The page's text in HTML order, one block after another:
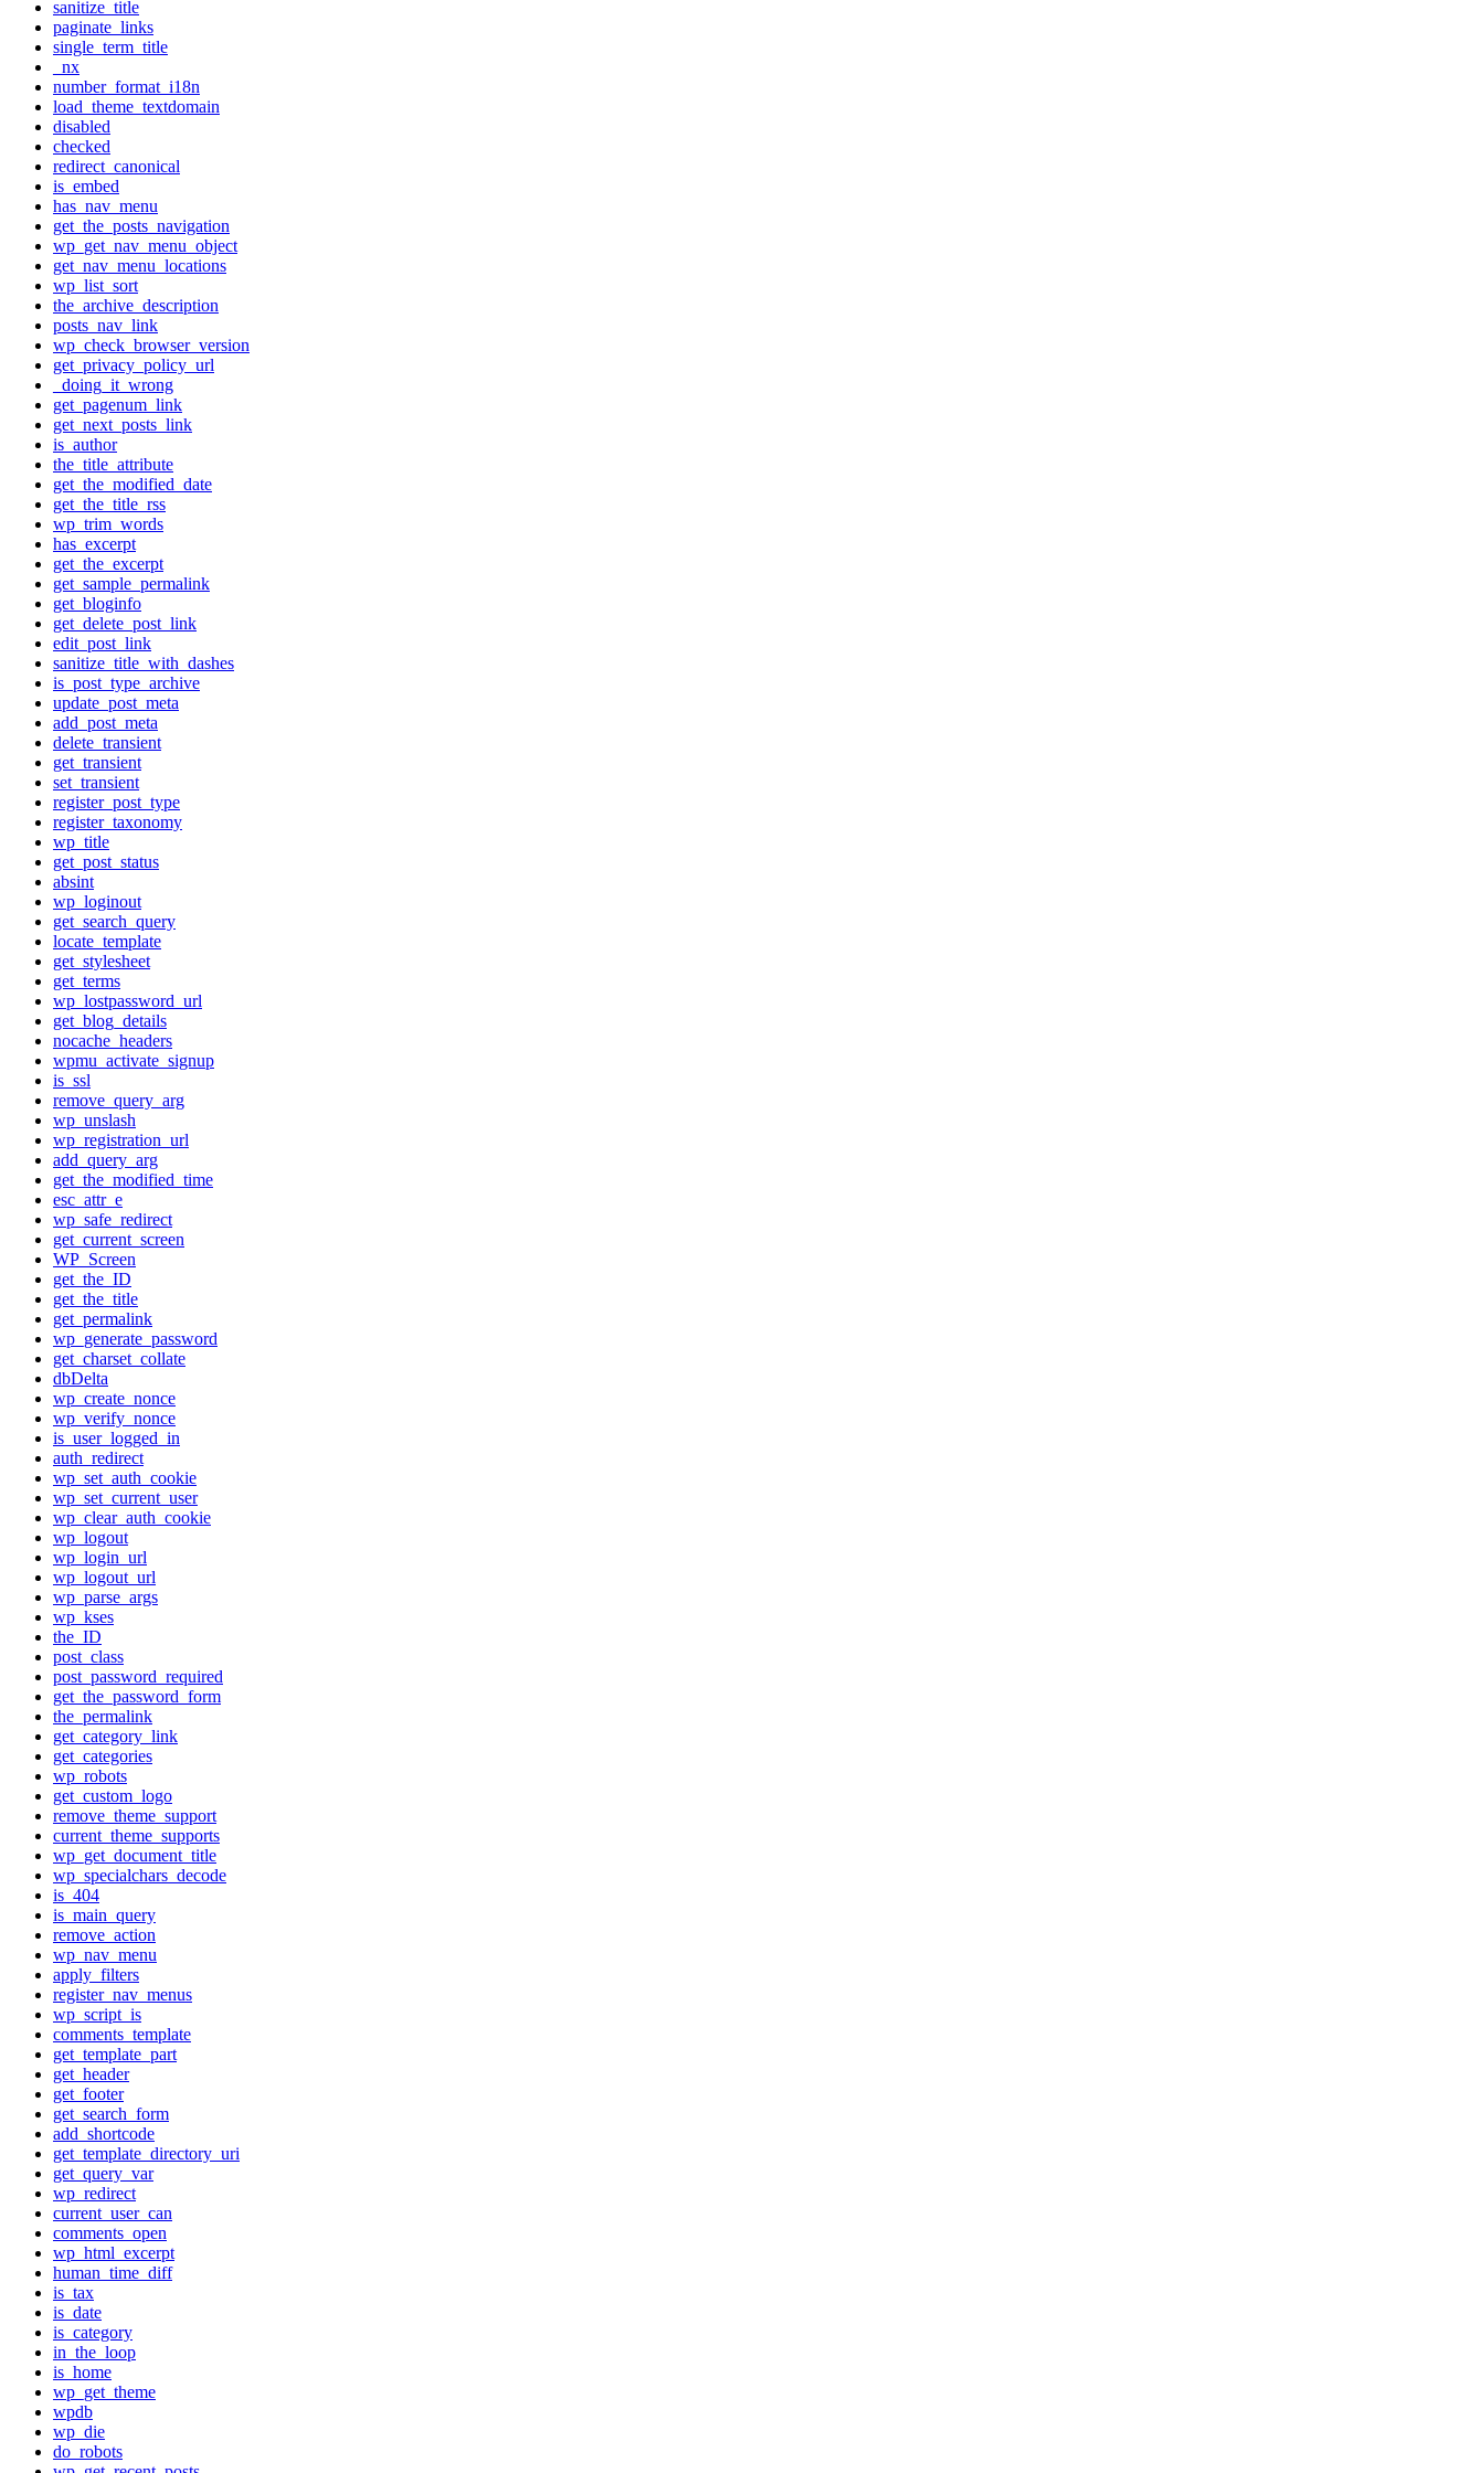
sanitize_title
paginate_links
single_term_title
_nx
number_format_i18n
load_theme_textdomain
disabled
checked
redirect_canonical
is_embed
has_nav_menu
get_the_posts_navigation
wp_get_nav_menu_object
get_nav_menu_locations
wp_list_sort
the_archive_description
posts_nav_link
wp_check_browser_version
get_privacy_policy_url
_doing_it_wrong
get_pagenum_link
get_next_posts_link
is_author
the_title_attribute
get_the_modified_date
get_the_title_rss
wp_trim_words
has_excerpt
get_the_excerpt
get_sample_permalink
get_bloginfo
get_delete_post_link
edit_post_link
sanitize_title_with_dashes
is_post_type_archive
update_post_meta
add_post_meta
delete_transient
get_transient
set_transient
register_post_type
register_taxonomy
wp_title
get_post_status
absint
wp_loginout
get_search_query
locate_template
get_stylesheet
get_terms
wp_lostpassword_url
get_blog_details
nocache_headers
wpmu_activate_signup
is_ssl
remove_query_arg
wp_unslash
wp_registration_url
add_query_arg
get_the_modified_time
esc_attr_e
wp_safe_redirect
get_current_screen
WP_Screen
get_the_ID
get_the_title
get_permalink
wp_generate_password
get_charset_collate
dbDelta
wp_create_nonce
wp_verify_nonce
is_user_logged_in
auth_redirect
wp_set_auth_cookie
wp_set_current_user
wp_clear_auth_cookie
wp_logout
wp_login_url
wp_logout_url
wp_parse_args
wp_kses
the_ID
post_class
post_password_required
get_the_password_form
the_permalink
get_category_link
get_categories
wp_robots
get_custom_logo
remove_theme_support
current_theme_supports
wp_get_document_title
wp_specialchars_decode
is_404
is_main_query
remove_action
wp_nav_menu
apply_filters
register_nav_menus
wp_script_is
comments_template
get_template_part
get_header
get_footer
get_search_form
add_shortcode
get_template_directory_uri
get_query_var
wp_redirect
current_user_can
comments_open
wp_html_excerpt
human_time_diff
is_tax
is_date
is_category
in_the_loop
is_home
wp_get_theme
wpdb
wp_die
do_robots